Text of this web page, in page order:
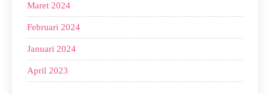
Maret 2024
Februari 2024
Januari 2024
April 2023